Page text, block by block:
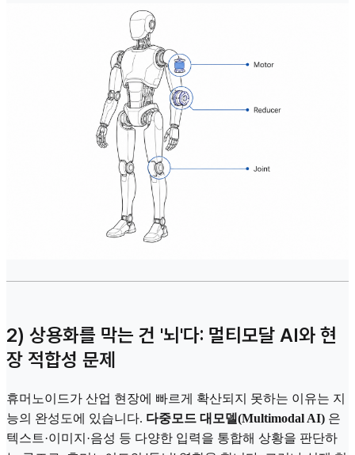
2) 상용화를 막는 건 '뇌'다: 멀티모달 AI와 현
장 적합성 문제
휴머노이드가 산업 현장에 빠르게 확산되지 못하는 이유는 지
능의 완성도에 있습니다. 다중모드 대모델(Multimodal AI) 은
텍스트·이미지·음성 등 다양한 입력을 통합해 상황을 판단하